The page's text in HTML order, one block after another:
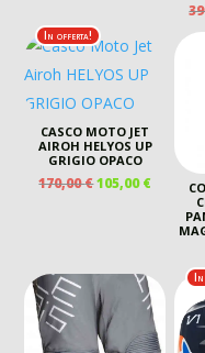
ERA:
50,00 €.
È:
20,00 €.
In offerta!
CASCO MOTO JET
AIROH HELYOS UP
GRIGIO OPACO
170,00€IL
105,00€IL